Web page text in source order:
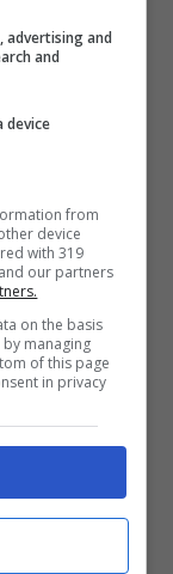
piloti, ed il
essere
in
pilota
hanno
per il
advertising and
and
device
from
device
with 319
our partners
on the basis
managing
of this page
in privacy